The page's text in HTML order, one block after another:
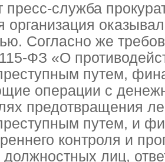
пресс-служба
организация
Согласно же
ФЗ «О
путем,
операции с
предотвращения
путем, и
контроля и
лиц,